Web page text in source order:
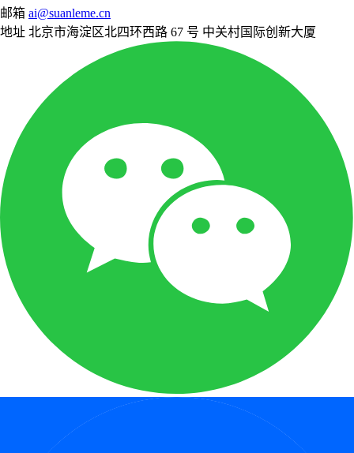
邮箱 ai@suanleme.cn
地址 北京市海淀区北四环西路 67 号 中关村国际创新大厦